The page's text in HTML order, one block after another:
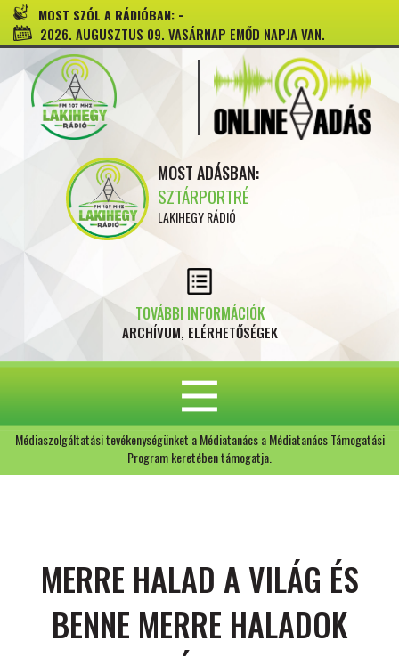
MOST SZÓL A RÁDIÓBAN: -
2026. AUGUSZTUS 09. VASÁRNAP EMŐD NAPJA VAN.
MOST ADÁSBAN:
SZTÁRPORTRÉ
LAKIHEGY RÁDIÓ
TOVÁBBI INFORMÁCIÓK
ARCHÍVUM, ELÉRHETŐSÉGEK
Médiaszolgáltatási tevékenységünket a Médiatanács a Médiatanács Támogatási
Program keretében támogatja.
MERRE HALAD A VILÁG ÉS
BENNE MERRE HALADOK